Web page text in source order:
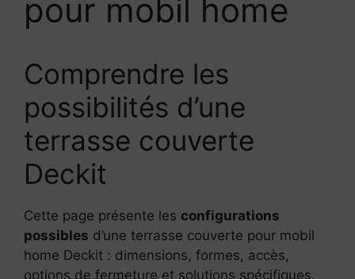
pour mobil home
Comprendre les
possibilités d’une
terrasse couverte
Deckit
Cette page présente les configurations
possibles d’une terrasse couverte pour mobil
home Deckit : dimensions, formes, accès,
options de fermeture et solutions spécifiques.